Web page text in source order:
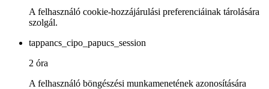
A felhasználó cookie-hozzájárulási preferenciáinak tárolására
szolgál.
tappancs_cipo_papucs_session
2 óra
A felhasználó böngészési munkamenetének azonosítására